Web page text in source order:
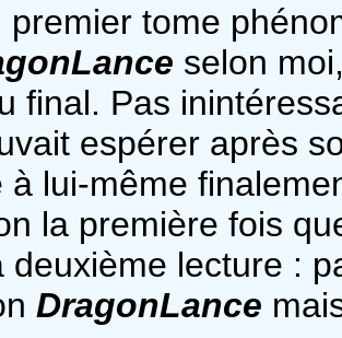
premier tome
selon
final. Pas
espérer après
à lui-même
la première fois
deuxième lecture :
DragonLance